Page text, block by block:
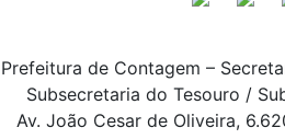
Prefeitura de Contagem –
Subsecretaria do Tesouro /
Av. João Cesar de Oliveira,